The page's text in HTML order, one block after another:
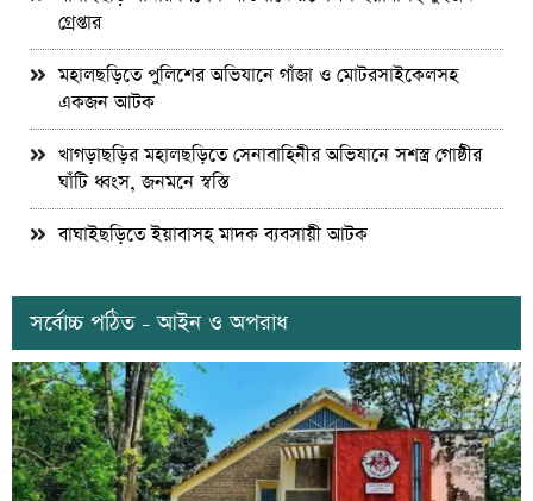
গ্রেপ্তার
মহালছড়িতে পুলিশের অভিযানে গাঁজা ও মোটরসাইকেলসহ
একজন আটক
খাগড়াছড়ির মহালছড়িতে সেনাবাহিনীর অভিযানে সশস্ত্র গোষ্ঠীর
ঘাঁটি ধ্বংস, জনমনে স্বস্তি
বাঘাইছড়িতে ইয়াবাসহ মাদক ব্যবসায়ী আটক
সর্বোচ্চ পঠিত - আইন ও অপরাধ